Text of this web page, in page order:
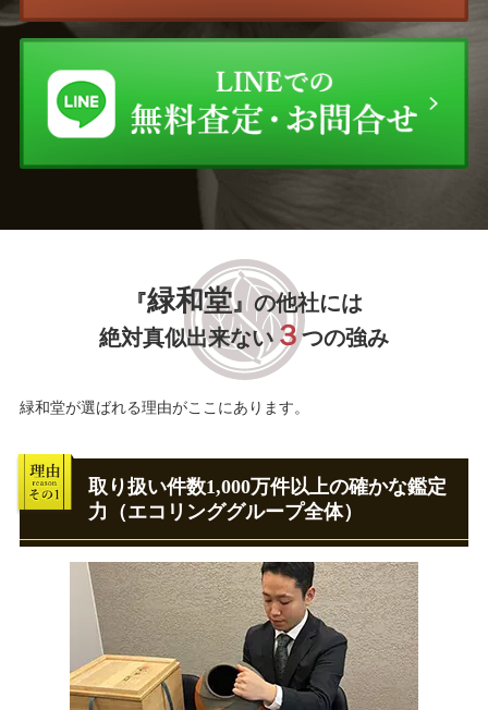
『緑和堂』の他社には
絶対真似出来ない ３つの強み
緑和堂が選ばれる理由がここにあります。
取り扱い件数1,000万件以上の確かな鑑定
力（エコリンググループ全体）